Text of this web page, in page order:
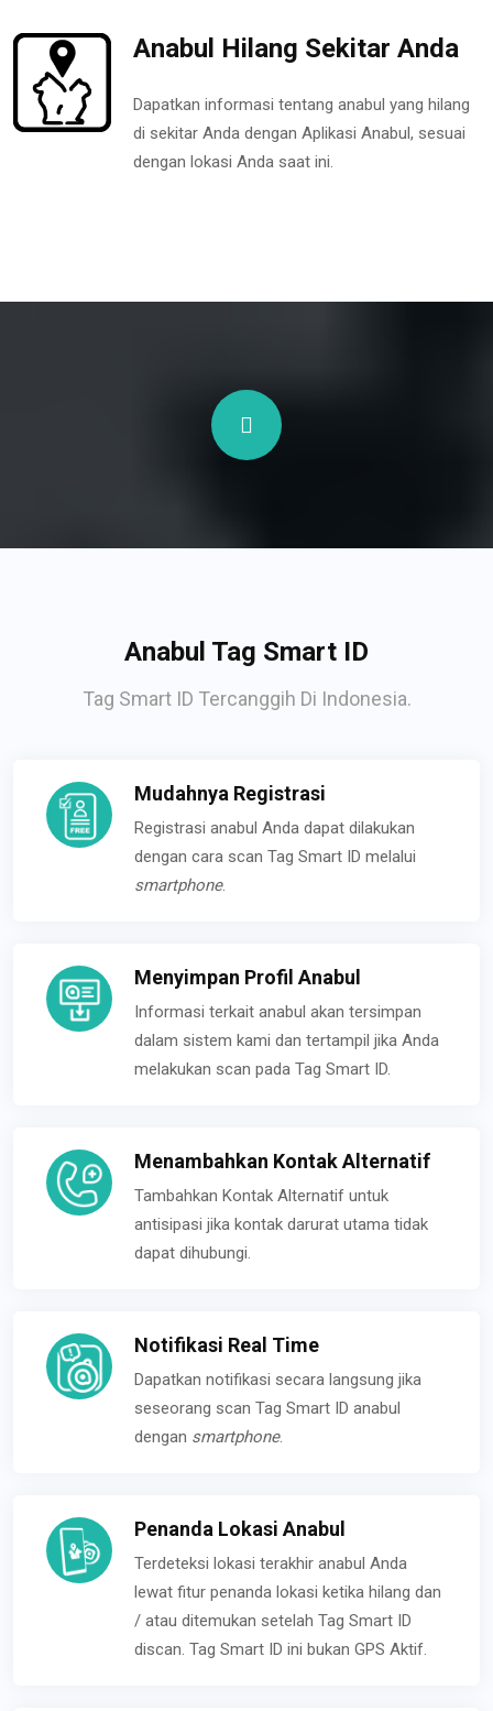
Anabul Hilang Sekitar Anda
Dapatkan informasi tentang anabul yang hilang
di sekitar Anda dengan Aplikasi Anabul, sesuai
dengan lokasi Anda saat ini.
Anabul Tag Smart ID
Tag Smart ID Tercanggih Di Indonesia.
Mudahnya Registrasi
Registrasi anabul Anda dapat dilakukan
dengan cara scan Tag Smart ID melalui
smartphone.
Menyimpan Profil Anabul
Informasi terkait anabul akan tersimpan
dalam sistem kami dan tertampil jika Anda
melakukan scan pada Tag Smart ID.
Menambahkan Kontak Alternatif
Tambahkan Kontak Alternatif untuk
antisipasi jika kontak darurat utama tidak
dapat dihubungi.
Notifikasi Real Time
Dapatkan notifikasi secara langsung jika
seseorang scan Tag Smart ID anabul
dengan smartphone.
Penanda Lokasi Anabul
Terdeteksi lokasi terakhir anabul Anda
lewat fitur penanda lokasi ketika hilang dan
/ atau ditemukan setelah Tag Smart ID
discan. Tag Smart ID ini bukan GPS Aktif.